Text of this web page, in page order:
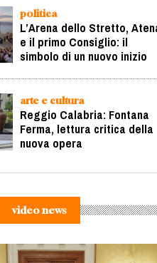
politica
L’Arena dello Stretto,
e il primo Consiglio: il
simbolo di un nuovo inizio
arte e cultura
Reggio Calabria: Fontana
Ferma, lettura critica della
nuova opera
video news